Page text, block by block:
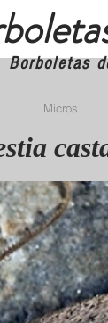
Borboletas
Micros